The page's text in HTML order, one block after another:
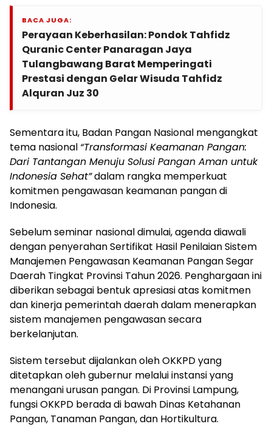
BACA JUGA:
Perayaan Keberhasilan: Pondok Tahfidz
Quranic Center Panaragan Jaya
Tulangbawang Barat Memperingati
Prestasi dengan Gelar Wisuda Tahfidz
Alquran Juz 30
Sementara itu, Badan Pangan Nasional mengangkat
tema nasional “Transformasi Keamanan Pangan:
Dari Tantangan Menuju Solusi Pangan Aman untuk
Indonesia Sehat”dalam rangka memperkuat
komitmen pengawasan keamanan pangan di
Indonesia.
Sebelum seminar nasional dimulai, agenda diawali
dengan penyerahan Sertifikat Hasil Penilaian Sistem
Manajemen Pengawasan Keamanan Pangan Segar
Daerah Tingkat Provinsi Tahun 2026. Penghargaan ini
diberikan sebagai bentuk apresiasi atas komitmen
dan kinerja pemerintah daerah dalam menerapkan
sistem manajemen pengawasan secara
berkelanjutan.
Sistem tersebut dijalankan oleh OKKPD yang
ditetapkan oleh gubernur melalui instansi yang
menangani urusan pangan. Di Provinsi Lampung,
fungsi OKKPD berada di bawah Dinas Ketahanan
Pangan, Tanaman Pangan, dan Hortikultura.